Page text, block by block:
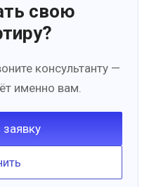
свою
консультанту —
именно вам.